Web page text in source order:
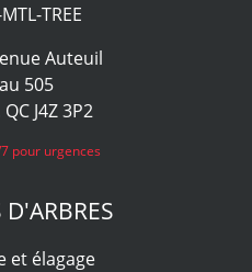
TREE
Auteuil
505
J4Z 3P2
pour urgences
D'ARBRES
et élagage